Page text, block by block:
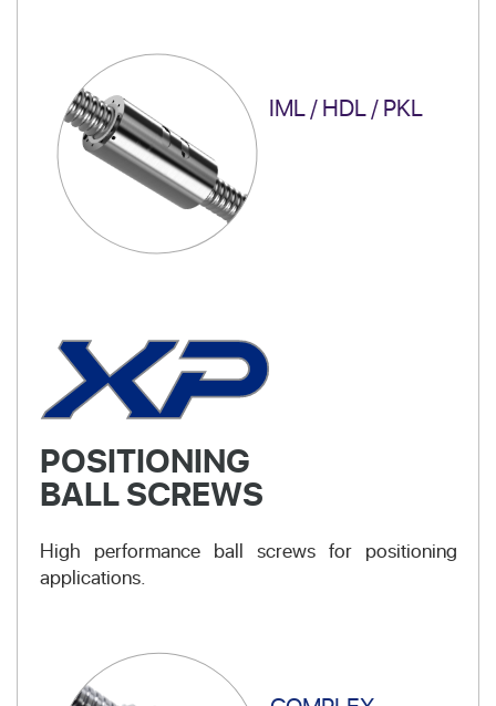
IML / HDL / PKL
POSITIONING
BALL SCREWS
High performance ball screws for positioning
applications.